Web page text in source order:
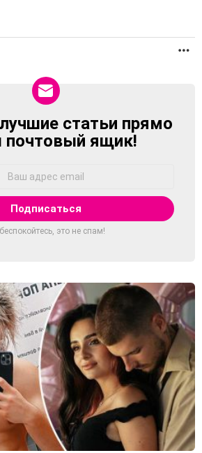
статьи прямо
почтовый ящик!
это не спам!